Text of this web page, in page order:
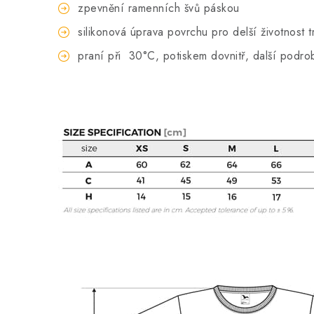
zpevnění ramenních švů páskou
silikonová úprava povrchu pro delší životnost
praní při 30°C, potiskem dovnitř, další